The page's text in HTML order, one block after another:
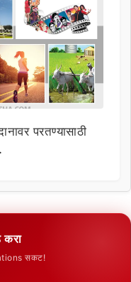
परतण्यासाठी
करा
सकट!